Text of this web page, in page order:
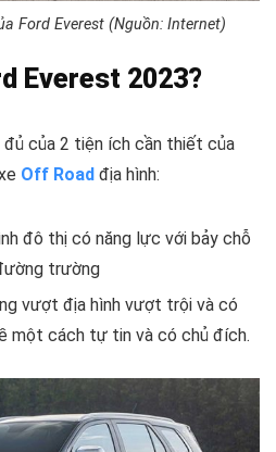
Ford Everest (Nguồn: Internet)
Everest 2023?
đủ của 2 tiện ích cần thiết của
Off Road địa hình:
đô thị có năng lực với bảy chỗ
trường
vượt địa hình vượt trội và có
một cách tự tin và có chủ đích.